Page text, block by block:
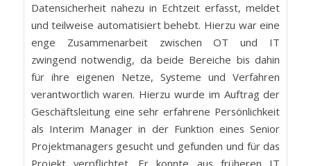
Datensicherheit nahezu in Echtzeit erfasst, meldet
und teilweise automatisiert behebt. Hierzu war eine
enge Zusammenarbeit zwischen OT und IT
zwingend notwendig, da beide Bereiche bis dahin
für ihre eigenen Netze, Systeme und Verfahren
verantwortlich waren. Hierzu wurde im Auftrag der
Geschäftsleitung eine sehr erfahrene Persönlichkeit
als Interim Manager in der Funktion eines Senior
Projektmanagers gesucht und gefunden und für das